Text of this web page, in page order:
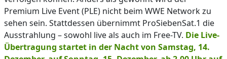
Premium Live Event (PLE) nicht beim WWE Network zu
sehen sein. Stattdessen übernimmt ProSiebenSat.1 die
Ausstrahlung – sowohl live als auch im Free-TV. Die Live-
Übertragung startet in der Nacht von Samstag, 14.